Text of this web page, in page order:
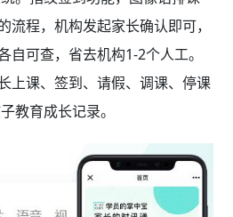
流程，机构发起家长确认即可，
自可查，省去机构1-2个人工。
上课、签到、请假、调课、停课
教育成长记录。